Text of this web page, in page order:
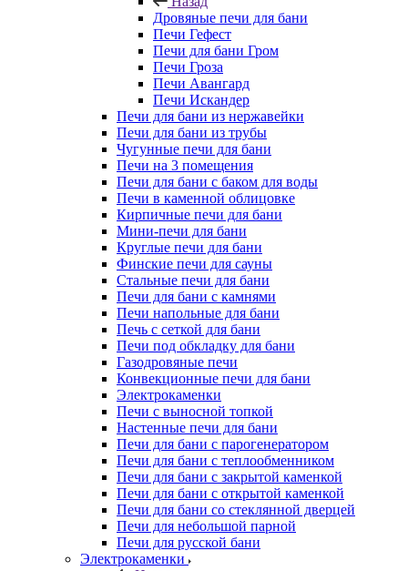
Дровяные печи для бани
Печи Гефест
Печи для бани Гром
Печи Гроза
Печи Авангард
Печи Искандер
Печи для бани из нержавейки
Печи для бани из трубы
Чугунные печи для бани
Печи на 3 помещения
Печи для бани с баком для воды
Печи в каменной облицовке
Кирпичные печи для бани
Мини-печи для бани
Круглые печи для бани
Финские печи для сауны
Стальные печи для бани
Печи для бани с камнями
Печи напольные для бани
Печь с сеткой для бани
Печи под обкладку для бани
Газодровяные печи
Конвекционные печи для бани
Электрокаменки
Печи с выносной топкой
Настенные печи для бани
Печи для бани с парогенератором
Печи для бани с теплообменником
Печи для бани с закрытой каменкой
Печи для бани с открытой каменкой
Печи для бани со стеклянной дверцей
Печи для небольшой парной
Печи для русской бани
Электрокаменки